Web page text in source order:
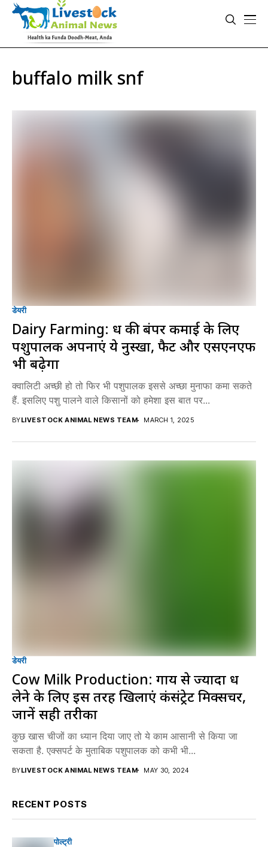
buffalo milk snf
डेयरी
Dairy Farming: दूध की बंपर कमाई के लिए
पशुपालक अपनाएं ये नुस्खा, फैट और एसएनएफ
भी बढ़ेगा
क्वालिटी अच्छी हो तो फिर भी पशुपालक इससे अच्छा मुनाफा कमा सकते
हैं. इसलिए पशु पालने वाले किसानों को हमेशा इस बात पर...
BYLIVESTOCK ANIMAL NEWS TEAM MARCH 1, 2025
डेयरी
Cow Milk Production: गाय से ज्यादा दूध
लेने के लिए इस तरह खिलाएं कंसंट्रेट मिक्सचर,
जानें सही तरीका
कुछ खास चीजों का ध्यान दिया जाए तो ये काम आसानी से किया जा
सकता है. एक्सपर्ट के मुताबिक पशुपालक को कभी भी...
BYLIVESTOCK ANIMAL NEWS TEAM MAY 30, 2024
RECENT POSTS
पोल्ट्री